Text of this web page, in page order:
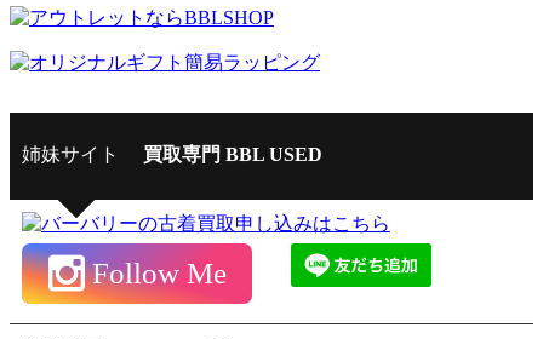
姉妹サイト 買取専門 BBL USED
Follow Me